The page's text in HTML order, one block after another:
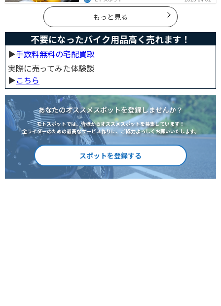
あるのか、バイクに付ける際の注意点などまとめまし
た。アヒル隊長でオリジナルカスタムをしたい人は参考
にしてください。
もっと見る
不要になったバイク用品高く売れます！
▶︎手数料無料の宅配買取
実際に売ってみた体験談
▶︎こちら
あなたのオススメスポットを登録しませんか？
モトスポットでは、皆様からオススメスポットを募集しています！
全ライダーのための最高なサービス作りに、ご協力よろしくお願いいたします。
スポットを登録する